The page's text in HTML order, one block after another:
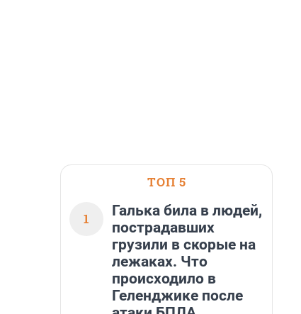
ТОП 5
1
Галька била в людей,
пострадавших
грузили в скорые на
лежаках. Что
происходило в
Геленджике после